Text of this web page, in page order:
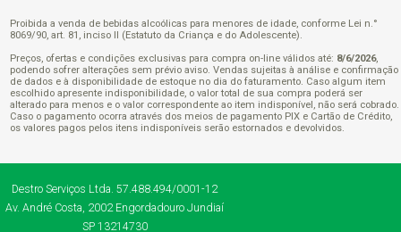
Proibida a venda de bebidas alcoólicas para menores de idade, conforme Lei n.°
8069/90, art. 81, inciso II (Estatuto da Criança e do Adolescente).
Preços, ofertas e condições exclusivas para compra on-line válidos até: 8/6/2026,
podendo sofrer alterações sem prévio aviso. Vendas sujeitas à análise e confirmação
de dados e à disponibilidade de estoque no dia do faturamento. Caso algum item
escolhido apresente indisponibilidade, o valor total de sua compra poderá ser
alterado para menos e o valor correspondente ao item indisponível, não será cobrado.
Caso o pagamento ocorra através dos meios de pagamento PIX e Cartão de Crédito,
os valores pagos pelos itens indisponíveis serão estornados e devolvidos.
Destro Serviços Ltda. 57.488.494/0001-12
Av. André Costa, 2002 Engordadouro Jundiaí
SP 13214730